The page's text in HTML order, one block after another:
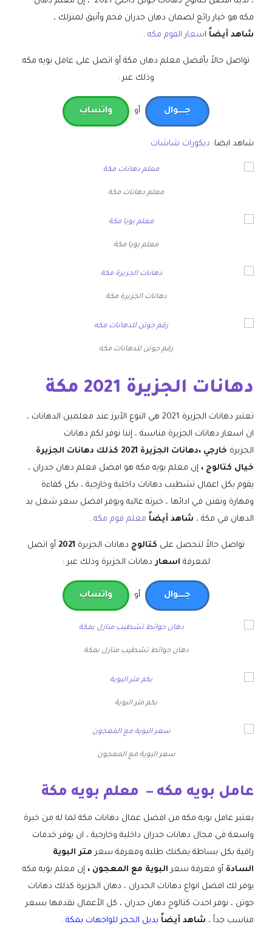
مكه هو خيار رائع لضمان دهان جدران فخم وأنيق لمنزلك ،
شاهد أيضاً اسعار الفوم مكه .
تواصل حالاً بأفضل معلم دهان مكة أو اتصل على عامل بويه مكه
وذلك عبر :
جـــــوال أو واتساب
شاهد ايضا: ديكورات شاشات
معلم دهانات مكة
معلم بويا مكة
دهانات الجزيرة مكة
رقم جوتن للدهانات مكه
دهانات الجزيرة 2021 مكة
تعتبر دهانات الجزيرة 2021 هي النوع الأبرز عند معلمين الدهانات ،
ان اسعار دهانات الجزيرة مناسبة ، إننا نوفر لكم دهانات
الجزيرة
خارجي ،دهانات الجزيرة 2021 كذلك دهانات الجزيرة
خيال كتالوج ، إن معلم بويه مكه هو افضل معلم دهان جدران ،
يقوم بكل اعمال تشطيب دهانات داخلية وخارجية ، بكل كفاءة
ومهارة وتفنن في ادائها ، خبرته عاليه ويوفر افضل سعر شغل يد
الدهان في مكة ، شاهد أيضاً معلم فوم مكه .
تواصل حالاً لتحصل على كتالوج دهانات الجزيرة 2021 أو اتصل
لمعرفة اسعاردهانات الجزيرة وذلك عبر :
جـــــوال أو واتساب
دهان حوائط تشطيب منازل بمكة
بكم متر البوية
سعر البوية مع المعجون
عامل بويه مكه – معلم بويه مكة
يعتبر عامل بويه مكه من افضل عمال دهانات مكة لما له من خبرة
واسعة في مجال دهانات جدران داخلية وخارجية ، ان يوفر خدمات
راقية بكل بساطة يمكنك طلبه ومعرفة سعر متر البوية
السادة أو معرفة سعر البوية مع المعجون ، إن معلم بويه مكه
يوفر لك افضل انواع دهانات الجدران ، دهان الجزيرة كذلك دهانات
جوتن ، نوفر احدث كتالوج دهان جدران ، كل الأعمال نقدمها بسعر
مناسب جداً ، شاهد أيضاً بديل الحجر للواجهات بمكة .